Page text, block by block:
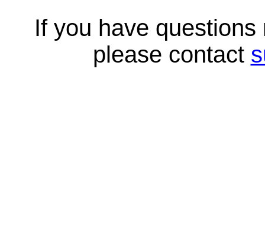
If you have
please contact